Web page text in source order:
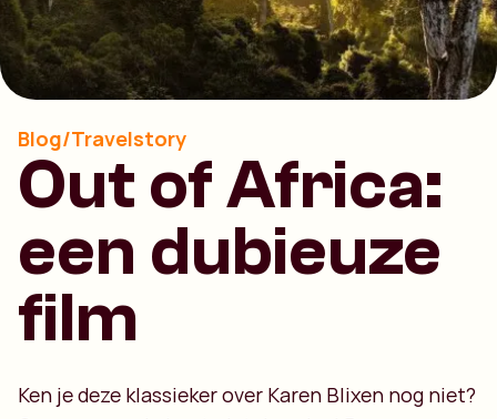
Blog/Travelstory
Out of Africa:
een dubieuze
film
Ken je deze klassieker over Karen Blixen nog niet?